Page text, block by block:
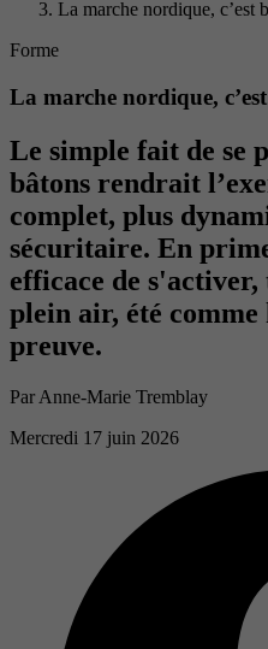
La marche nordique, c’est
Forme
La marche nordique,
Le simple fait de se
bâtons rendrait
complet, plus
sécuritaire. En
efficace de
plein air, été
preuve.
Par Anne-Marie Tremblay
Mercredi 17 juin 2026